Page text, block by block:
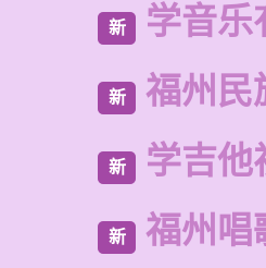
新 学音乐
新 福州民
新 学吉他
新 福州唱